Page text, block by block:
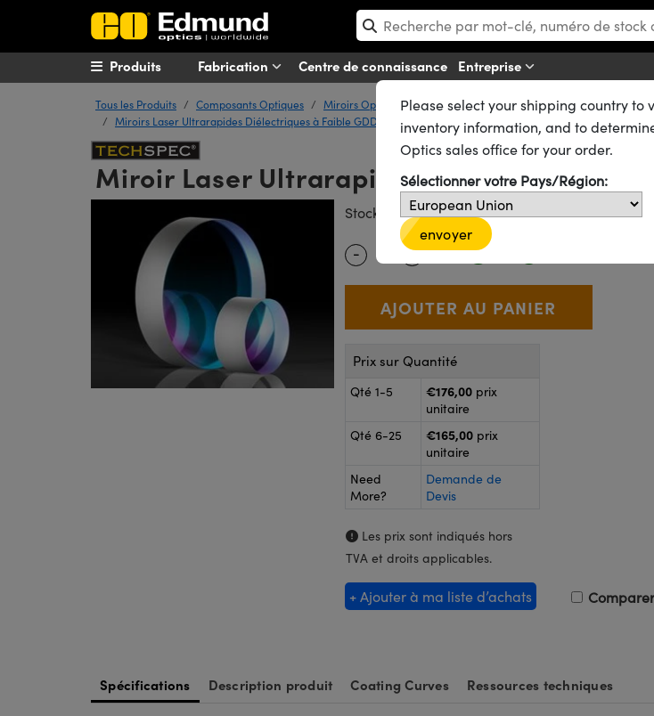
Fabrication Centre de connaissance Entreprise
Produits
Tous les Produits Composants Optiques Miroirs Optiques
Miroirs Laser à Impulsions Ultracourtes
Miroirs Laser Ultrarapides Diélectriques à Faible GDD
Miroir Laser Ultrarapide, 800 nm, 25,4 mm
Stock #26-830 20+ In Stock
Quantity Selector
- Use the plus and minus buttons to
+ €176
Prix sur Quantité
Qté 1-5 €176,00 prix
unitaire
Qté 6-25
€165,00 prix
unitaire
Need
More?
Demande de
Devis
Les prix sont indiqués hors
TVA et droits applicables.
+ Ajouter à ma liste d’achats Comparer
Spécifications Description produit Coating Curves Ressources techniques
Please select your shipping country to
inventory information, and to
Optics sales office for your order.
Sélectionner votre Pays/Région:
envoyer